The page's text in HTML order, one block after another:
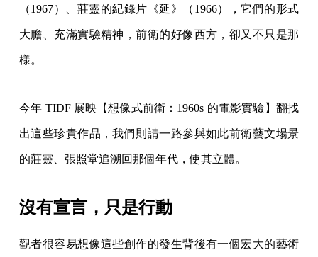
（1967）、莊靈的紀錄片《延》（1966），它們的形式
大膽、充滿實驗精神，前衛的好像西方，卻又不只是那
樣。
今年 TIDF 展映【想像式前衛：1960s 的電影實驗】翻找
出這些珍貴作品，我們則請一路參與如此前衛藝文場景
的莊靈、張照堂追溯回那個年代，使其立體。
沒有宣言，只是行動
觀者很容易想像這些創作的發生背後有一個宏大的藝術